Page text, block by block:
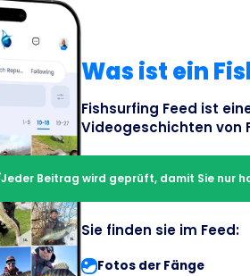
Was ist ein
Fishsurfing Feed ist
Videogeschichten von
Jeder Beitrag wird geprüft, damit Sie nur
Sie finden sie im Feed:
Fotos der Fänge